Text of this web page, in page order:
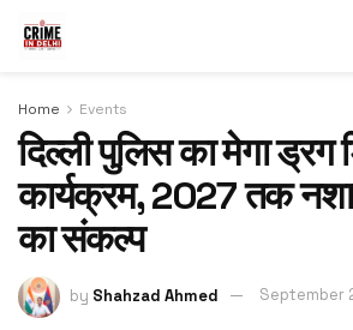
Home Events
दिल्ली पुलिस का मेगा ड्रग
कार्यक्रम, 2027 तक
का संकल्प
by Shahzad Ahmed September